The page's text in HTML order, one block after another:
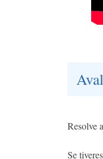
Resolve
Se